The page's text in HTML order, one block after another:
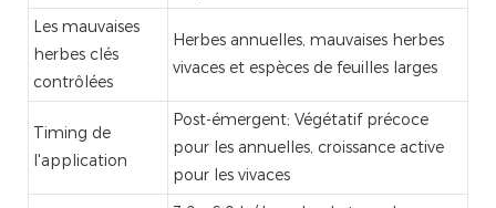
Les mauvaises
herbes clés
contrôlées
Herbes annuelles, mauvaises herbes
vivaces et espèces de feuilles larges
Timing de
l'application
Post-émergent; Végétatif précoce
pour les annuelles, croissance active
pour les vivaces